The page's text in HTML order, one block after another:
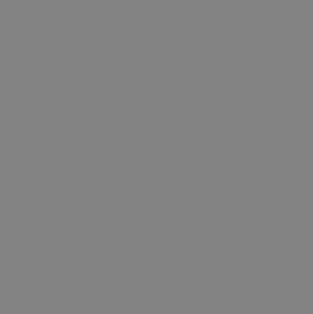
από το
με τον τρόπο
χρήστης
ιστότοπο και
και τις
για την